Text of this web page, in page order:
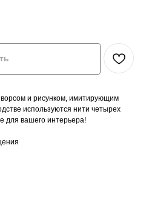
и рисунком, имитирующим
используются нити четырех
для вашего интерьера!